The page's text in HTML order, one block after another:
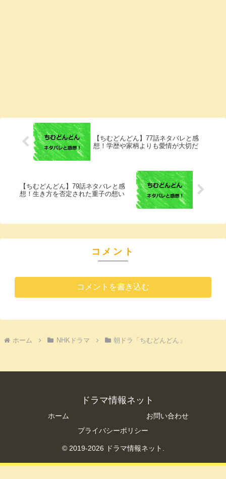
【ちむどんどん】77話ネタバレと感
想！学歴や家柄よりも愛情が大切だ
【ちむどんどん】79話ネタバレと感
想！生き方を否定された重子の想い
コメント
コメントを書き込む
ホーム NHKドラマ 朝ドラ「ちむどんどん」
ドラマ情報ネット
ホーム
お問い合わせ
プライバシーポリシー
© 2019-2026 ドラマ情報ネット.